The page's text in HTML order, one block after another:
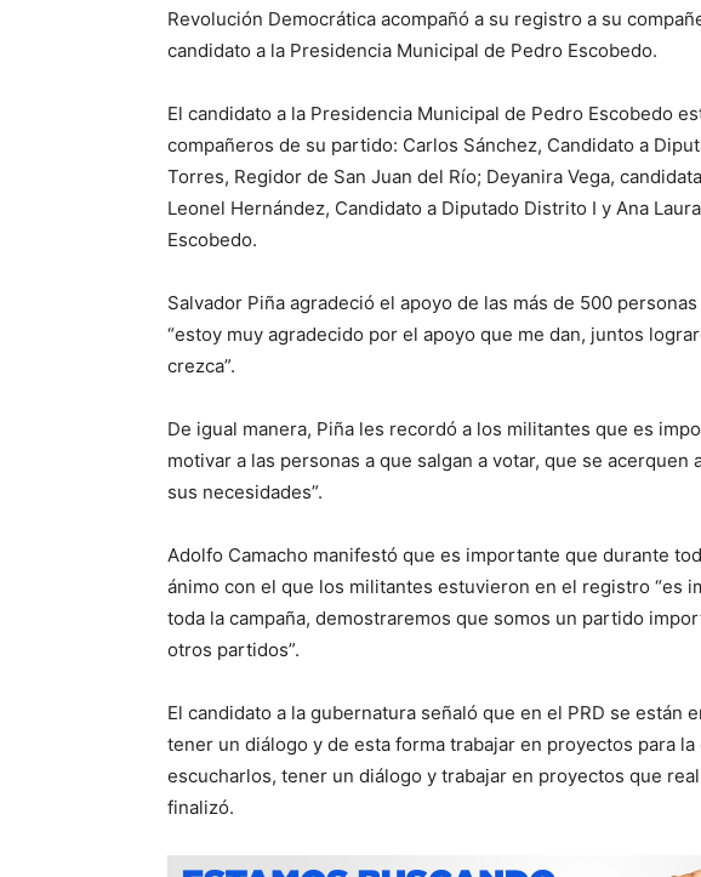
Revolución Democrática acompañó a su registro a su
candidato a la Presidencia Municipal de Pedro Escobedo.
El candidato a la Presidencia Municipal de Pedro Escobedo
compañeros de su partido: Carlos Sánchez, Candidato a
Torres, Regidor de San Juan del Río; Deyanira Vega,
Leonel Hernández, Candidato a Diputado Distrito I y Ana
Escobedo.
Salvador Piña agradeció el apoyo de las más de 500
“estoy muy agradecido por el apoyo que me dan, juntos
crezca”.
De igual manera, Piña les recordó a los militantes que es
motivar a las personas a que salgan a votar, que se
sus necesidades”.
Adolfo Camacho manifestó que es importante que durante
ánimo con el que los militantes estuvieron en el registro “es
toda la campaña, demostraremos que somos un partido
otros partidos”.
El candidato a la gubernatura señaló que en el PRD se están
tener un diálogo y de esta forma trabajar en proyectos para
escucharlos, tener un diálogo y trabajar en proyectos que
finalizó.